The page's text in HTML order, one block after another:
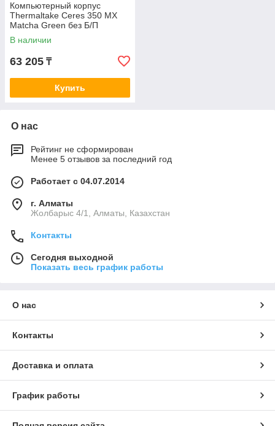
Компьютерный корпус
Thermaltake Ceres 350 MX
Matcha Green без Б/П
В наличии
63 205 ₸
Купить
О нас
Рейтинг не сформирован
Менее 5 отзывов за последний год
Работает с 04.07.2014
г. Алматы
Жолбарыс 4/1, Алматы, Казахстан
Контакты
Сегодня выходной
Показать весь график работы
О нас
Контакты
Доставка и оплата
График работы